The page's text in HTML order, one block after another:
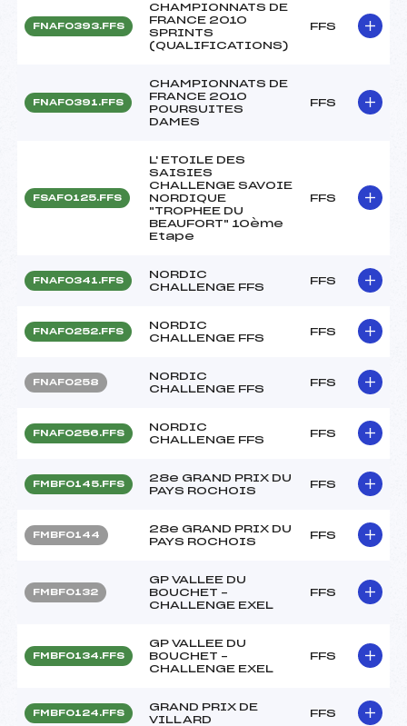
FNAF0393.FFS
CHAMPIONNATS DE
FRANCE 2010
SPRINTS
(QUALIFICATIONS)
FFS
FNAF0391.FFS
CHAMPIONNATS DE
FRANCE 2010
POURSUITES
DAMES
FFS
FSAF0125.FFS
L' ETOILE DES
SAISIES
CHALLENGE SAVOIE
NORDIQUE
"TROPHEE DU
BEAUFORT" 10ème
Etape
FFS
FNAF0341.FFS
NORDIC
CHALLENGE FFS
FFS
FNAF0252.FFS
NORDIC
CHALLENGE FFS
FFS
FNAF0258
NORDIC
CHALLENGE FFS
FFS
FNAF0256.FFS
NORDIC
CHALLENGE FFS
FFS
FMBF0145.FFS
28e GRAND PRIX DU
PAYS ROCHOIS
FFS
FMBF0144
28e GRAND PRIX DU
PAYS ROCHOIS
FFS
FMBF0132
GP VALLEE DU
BOUCHET –
CHALLENGE EXEL
FFS
FMBF0134.FFS
GP VALLEE DU
BOUCHET –
CHALLENGE EXEL
FFS
FMBF0124.FFS
GRAND PRIX DE
VILLARD
FFS